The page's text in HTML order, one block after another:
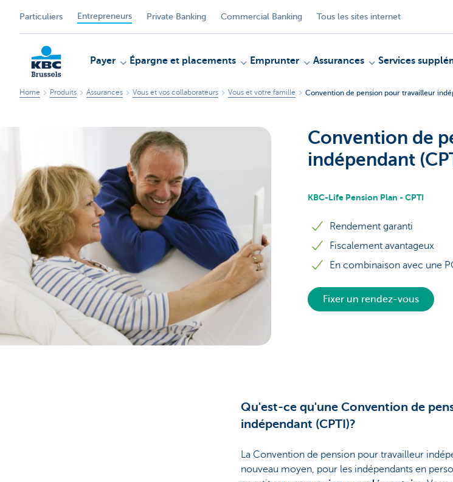
Particuliers Entrepreneurs Private Banking Commercial Banking Tous les sites internet
Entrepreneurs
Payer Épargne et placements Emprunter Assurances Services
Home Produits Assurances Vous et vos collaborateurs Vous et votre famille Convention de pension pour travailleur
Convention de
indépendant
KBC-Life Pension Plan - CPTI
Rendement garanti
Fiscalement avantageux
En combinaison avec une
Fixer un rendez-vous
Qu'est-ce qu'une Convention de
indépendant (CPTI)?
La Convention de pension pour travailleur
nouveau moyen, pour les indépendants en